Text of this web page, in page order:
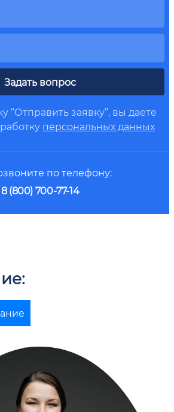
Задать вопрос
“Отправить заявку”, вы даете
персональных данных
по телефону:
8 (800) 700-77-14